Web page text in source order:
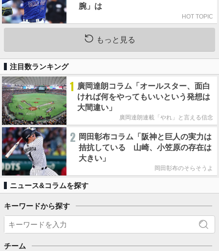
腕」は
HOT TOPIC
もっと見る
注目数ランキング
1 廣岡達朗コラム「オールスター、面白
ければ何をやってもいいという発想は
大間違い」
廣岡達朗連載「やれ」と言える信念
2 岡田彰布コラム「阪神と巨人の実力は
拮抗している 山崎、小笠原の存在は
大きい」
岡田彰布のそらそうよ
ニュース&コラムを探す
キーワードから探す
チーム